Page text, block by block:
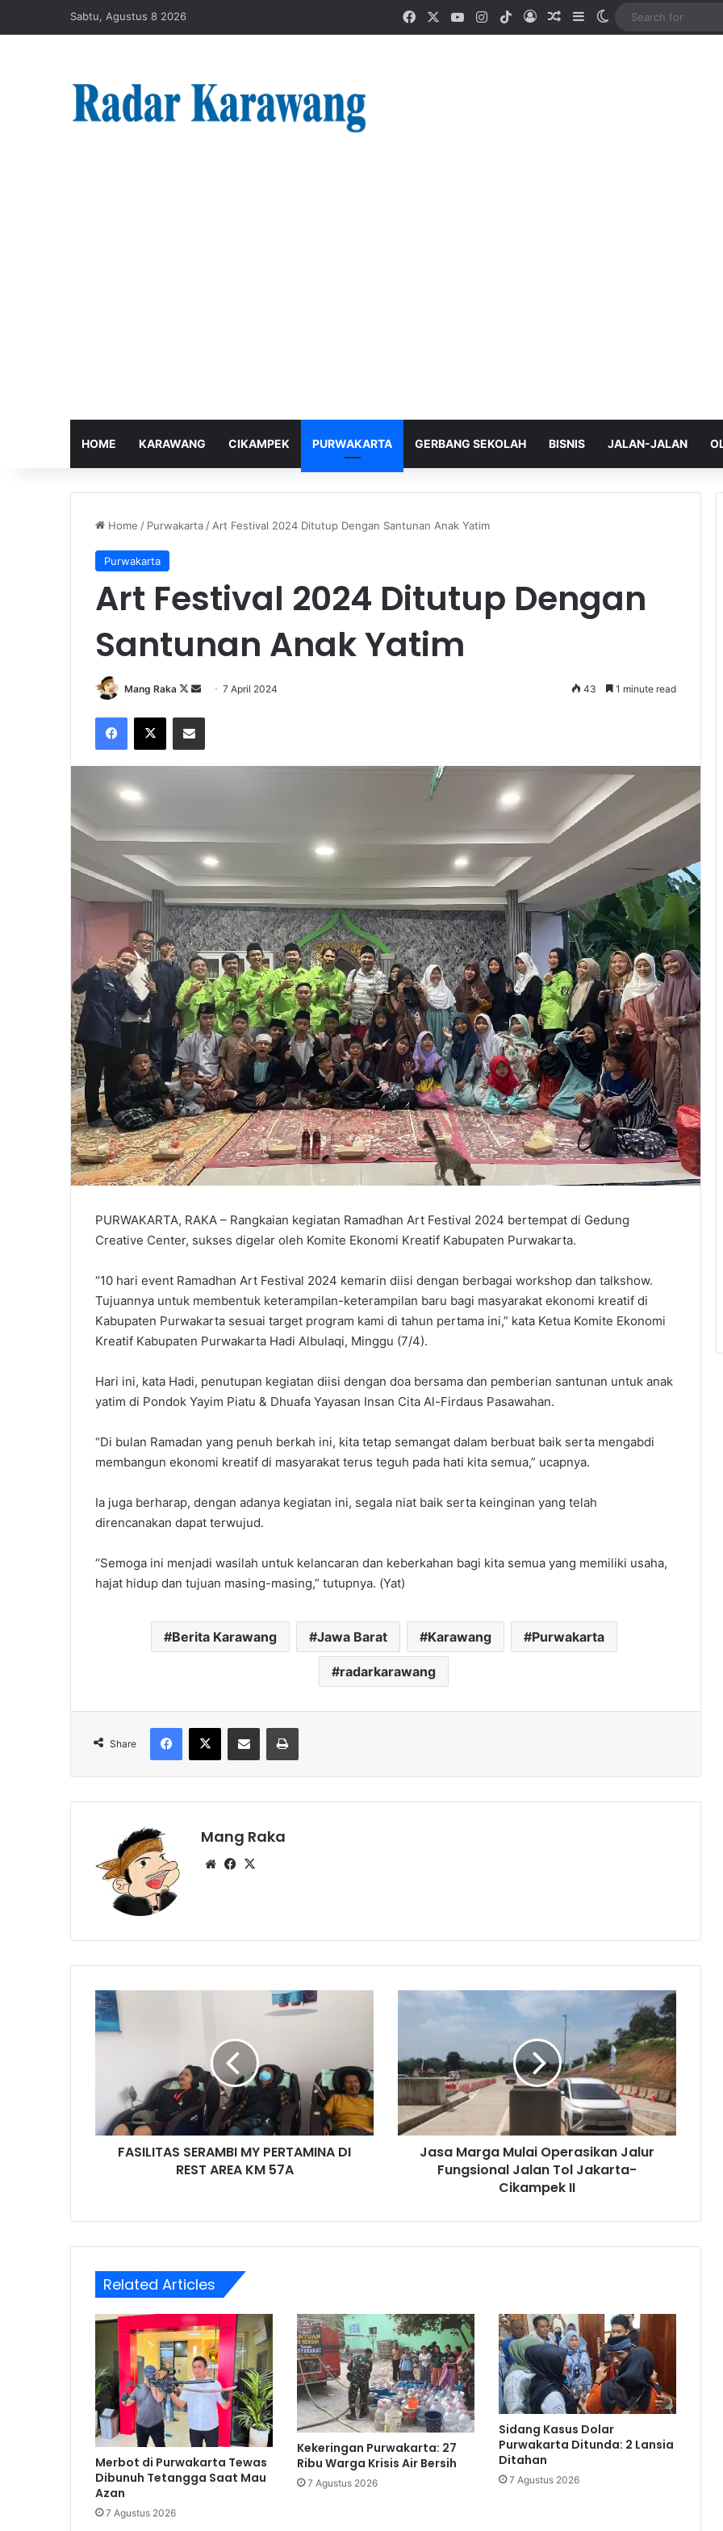
Sabtu, Agustus 8 2026 FacebookYouTubeInstagram
TikTokLog InRandom Article
SidebarSwitch skin
HOME KARAWANG CIKAMPEK PURWAKARTA GERBANG SEKOLAH BISNIS JALAN-JALAN
Home / Purwakarta / Art Festival 2024 Ditutup Dengan Santunan Anak Yatim
Purwakarta
Art Festival 2024 Ditutup Dengan
Santunan Anak Yatim
Mang Raka
Follow
X
Send7 April 2024 43 1 minute read
Facebook
X Share via Email
PURWAKARTA, RAKA – Rangkaian kegiatan Ramadhan Art Festival 2024 bertempat di Gedung
Creative Center, sukses digelar oleh Komite Ekonomi Kreatif Kabupaten Purwakarta.
“10 hari event Ramadhan Art Festival 2024 kemarin diisi dengan berbagai workshop dan talkshow.
Tujuannya untuk membentuk keterampilan-keterampilan baru bagi masyarakat ekonomi kreatif di
Kabupaten Purwakarta sesuai target program kami di tahun pertama ini,” kata Ketua Komite Ekonomi
Kreatif Kabupaten Purwakarta Hadi Albulaqi, Minggu (7/4).
Hari ini, kata Hadi, penutupan kegiatan diisi dengan doa bersama dan pemberian santunan untuk anak
yatim di Pondok Yayim Piatu & Dhuafa Yayasan Insan Cita Al-Firdaus Pasawahan.
“Di bulan Ramadan yang penuh berkah ini, kita tetap semangat dalam berbuat baik serta mengabdi
membangun ekonomi kreatif di masyarakat terus teguh pada hati kita semua,” ucapnya.
Ia juga berharap, dengan adanya kegiatan ini, segala niat baik serta keinginan yang telah
direncanakan dapat terwujud.
“Semoga ini menjadi wasilah untuk kelancaran dan keberkahan bagi kita semua yang memiliki usaha,
hajat hidup dan tujuan masing-masing,” tutupnya. (Yat)
Berita Karawang Jawa Barat Karawang Purwakarta
radarkarawang
Share
Facebook
X Share via Email Print
Mang Raka
WebsiteFacebook
FASILITAS
SERAMBI
MY
57A
FASILITAS SERAMBI MY PERTAMINA DI
REST AREA KM 57A
Jalur
Fungsional
Jalan
Tol
Jakarta-
Cikampek
Jasa Marga Mulai Operasikan Jalur
Fungsional Jalan Tol Jakarta-
Cikampek II
Related Articles
Merbot di Purwakarta Tewas
Dibunuh Tetangga Saat Mau
Azan
7 Agustus 2026
Kekeringan Purwakarta: 27
Ribu Warga Krisis Air Bersih
7 Agustus 2026
Sidang Kasus Dolar
Purwakarta Ditunda: 2 Lansia
Ditahan
7 Agustus 2026